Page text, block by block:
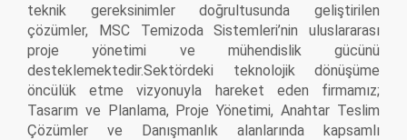
teknik gereksinimler doğrultusunda geliştirilen
çözümler, MSC Temizoda Sistemleri’nin uluslararası
proje yönetimi ve mühendislik gücünü
desteklemektedir.Sektördeki teknolojik dönüşüme
öncülük etme vizyonuyla hareket eden firmamız;
Tasarım ve Planlama, Proje Yönetimi, Anahtar Teslim
Çözümler ve Danışmanlık alanlarında kapsamlı